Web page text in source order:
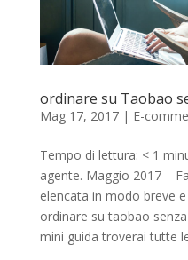
ordinare su Taobao
Mag 17, 2017| E-
Tempo di lettura: < 1
agente. Maggio 2017 –
elencata in modo breve
ordinare su taobao
mini guida troverai tutte